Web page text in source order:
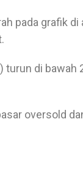
pada grafik di
di bawah
oversold